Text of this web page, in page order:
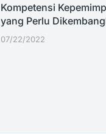
Kompetensi
yang Perlu
07/22/2022